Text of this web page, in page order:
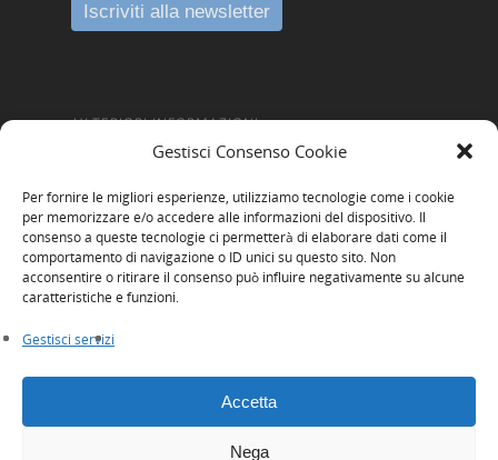
Gestisci Consenso Cookie
Per fornire le migliori esperienze, utilizziamo tecnologie come i cookie
per memorizzare e/o accedere alle informazioni del dispositivo. Il
consenso a queste tecnologie ci permetterà di elaborare dati come il
comportamento di navigazione o ID unici su questo sito. Non
acconsentire o ritirare il consenso può influire negativamente su alcune
caratteristiche e funzioni.
Gestisci servizi
Accetta
Nega
ULTERIORI INFORMAZIONI
Informativa Privacy
Cookie Policy
Whistleblowing